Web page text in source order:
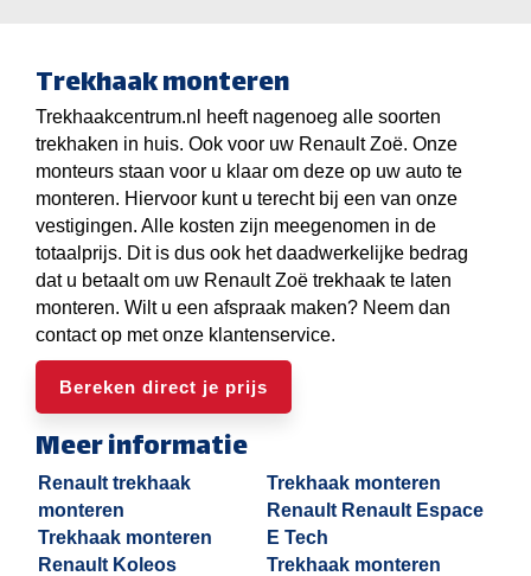
Trekhaak monteren
Trekhaakcentrum.nl heeft nagenoeg alle soorten
trekhaken in huis. Ook voor uw Renault Zoë. Onze
monteurs staan voor u klaar om deze op uw auto te
monteren. Hiervoor kunt u terecht bij een van onze
vestigingen. Alle kosten zijn meegenomen in de
totaalprijs. Dit is dus ook het daadwerkelijke bedrag
dat u betaalt om uw Renault Zoë trekhaak te laten
monteren. Wilt u een afspraak maken? Neem dan
contact op met onze klantenservice.
Bereken direct je prijs
Meer informatie
Renault trekhaak
monteren
Trekhaak monteren
Renault Koleos
Trekhaak monteren
Renault Renault Espace
E Tech
Trekhaak monteren